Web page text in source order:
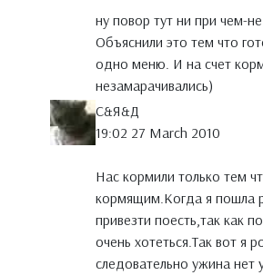
ну повор тут ни при чем-
Объяснили это тем что
одно меню. И на счет
незамарачивались)
С&Я&Д
19:02 27 March 2010
Нас кормили только тем
кормящим.Когда я пошла
привезти поесть,так как
очень хотеться.Так вот я
следовательно ужина нет